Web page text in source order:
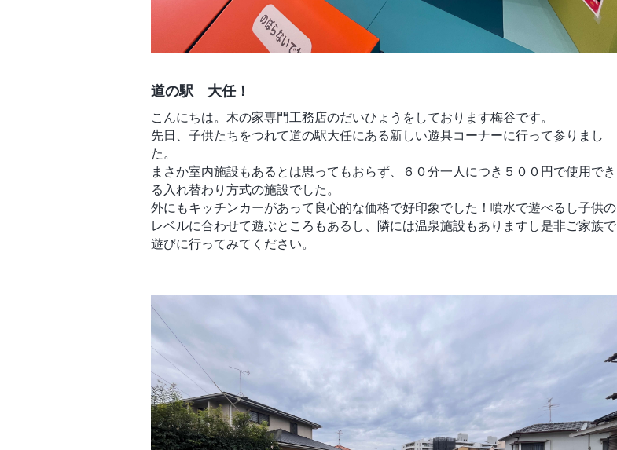
道の駅 大任！
こんにちは。木の家専門工務店のだいひょうをしております梅谷です。
先日、子供たちをつれて道の駅大任にある新しい遊具コーナーに行って参りまし
た。
まさか室内施設もあるとは思ってもおらず、６０分一人につき５００円で使用でき
る入れ替わり方式の施設でした。
外にもキッチンカーがあって良心的な価格で好印象でした！噴水で遊べるし子供の
レベルに合わせて遊ぶところもあるし、隣には温泉施設もありますし是非ご家族で
遊びに行ってみてください。